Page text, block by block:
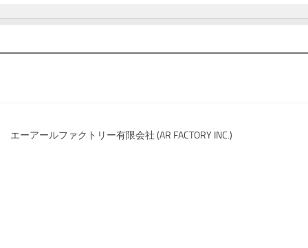
エーアールファクトリー有限会社 (AR FACTORY INC.)